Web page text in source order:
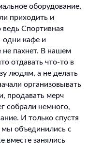
оборудование,
приходить и
ведь Спортивная
одни кафе и
пахнет. В нашем
отдавать что-то в
людям, а не делать
организовывать
продавать мерч
собрали немного,
И только спустя
мы объединились с
занялись